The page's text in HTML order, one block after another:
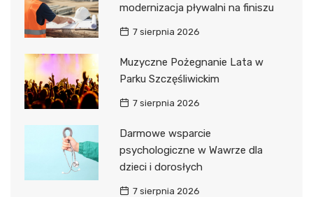
modernizacja pływalni na finiszu
7 sierpnia 2026
Muzyczne Pożegnanie Lata w
Parku Szczęśliwickim
7 sierpnia 2026
Darmowe wsparcie
psychologiczne w Wawrze dla
dzieci i dorosłych
7 sierpnia 2026